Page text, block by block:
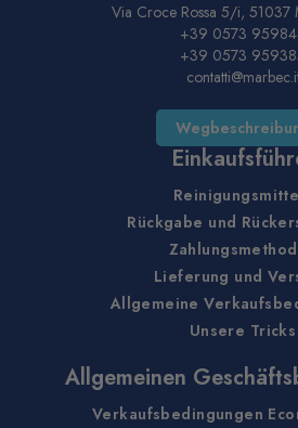
Via Croce Rossa 5/i, 51037
+39 0573
+39 0573
Rückgabe und
Lieferung und
Allgemeine
Unsere Tricks
Allgemeinen
Verkaufsbedingungen